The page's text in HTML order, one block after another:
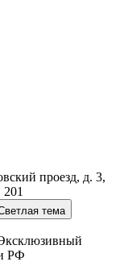
проезд, д. 3,
тема
РФ